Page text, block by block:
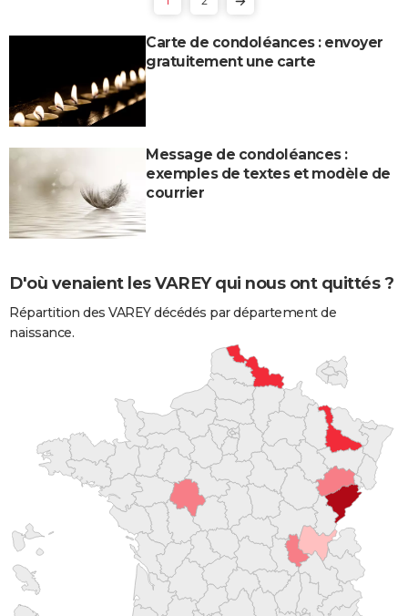
Carte de condoléances : envoyer
gratuitement une carte
Message de condoléances :
exemples de textes et modèle de
courrier
D'où venaient les VAREY qui nous ont quittés ?
Répartition des VAREY décédés par département de
naissance.